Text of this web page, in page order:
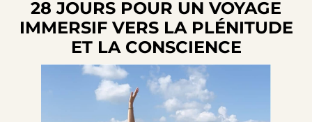
28 JOURS POUR UN VOYAGE
IMMERSIF VERS LA PLÉNITUDE
ET LA CONSCIENCE